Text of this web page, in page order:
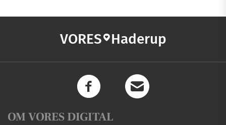
VORES Haderup
OM VORES DIGITAL